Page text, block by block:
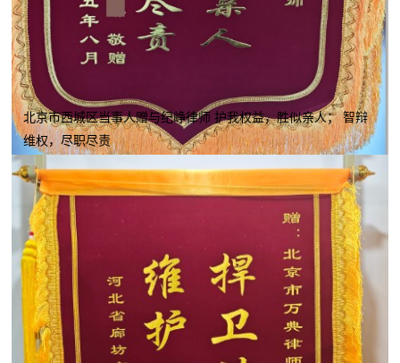
北京市西城区当事人赠与纪峥律师 护我权益，胜似亲人； 智辩
维权，尽职尽责